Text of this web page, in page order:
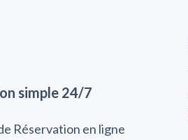
simple 24/7
Réservation en ligne